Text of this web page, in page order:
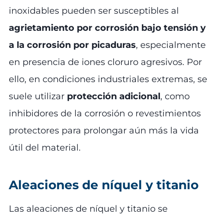
inoxidables pueden ser susceptibles al
agrietamiento por corrosión bajo tensión y
a la corrosión por picaduras, especialmente
en presencia de iones cloruro agresivos. Por
ello, en condiciones industriales extremas, se
suele utilizar protección adicional, como
inhibidores de la corrosión o revestimientos
protectores para prolongar aún más la vida
útil del material.
Aleaciones de níquel y titanio
Las aleaciones de níquel y titanio se